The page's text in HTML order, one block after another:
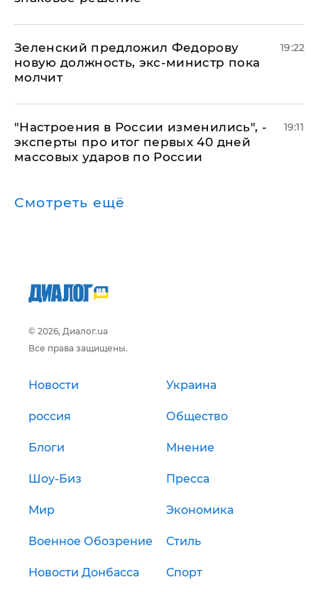
Зеленский предложил Федорову
новую должность, экс-министр пока
молчит
19:22
"Настроения в России изменились", -
эксперты про итог первых 40 дней
массовых ударов по России
19:11
Смотреть ещё
© 2026, Диалог.ua
Все права защищены.
Новости Украина
россия Общество
Блоги Мнение
Шоу-Биз Пресса
Мир Экономика
Военное Обозрение Стиль
Новости Донбасса Спорт